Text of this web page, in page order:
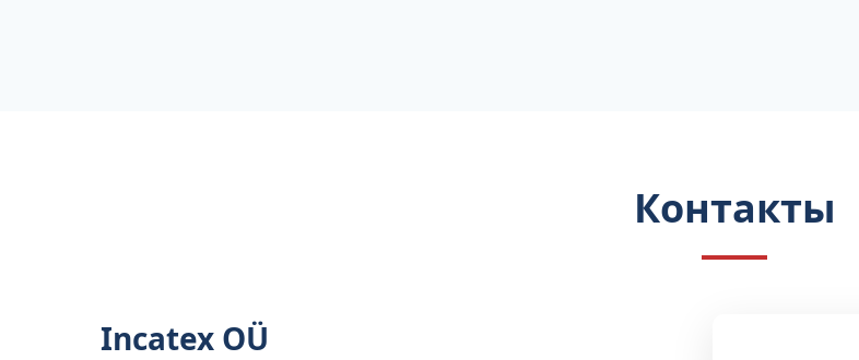
Контакты
Incatex OÜ